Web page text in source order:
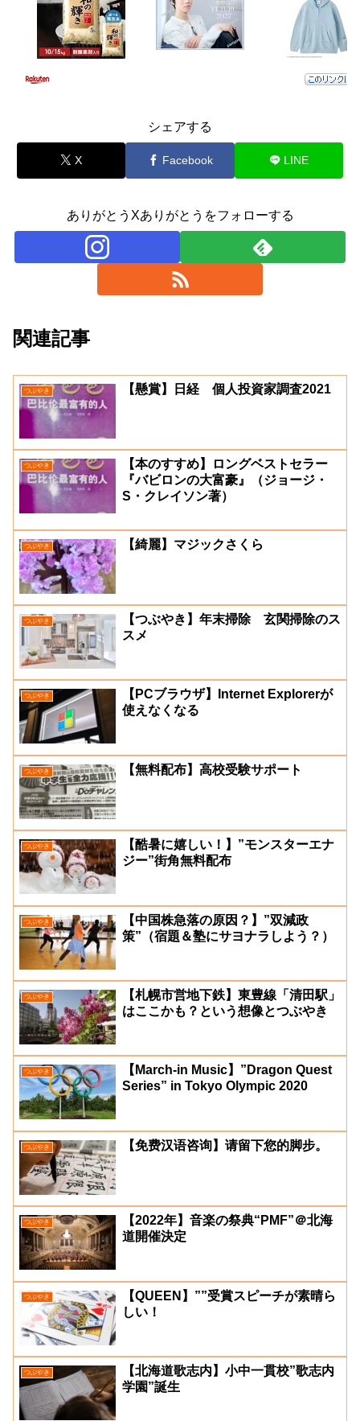
シェアする
X Facebook LINE
ありがとうXありがとうをフォローする
関連記事
つぶやき 【懸賞】日経 個人投資家調査2021
つぶやき
【本のすすめ】ロングベストセラー
『バビロンの大富豪』（ジョージ・
S・クレイソン著）
つぶやき 【綺麗】マジックさくら
つぶやき
【つぶやき】年末掃除 玄関掃除のス
スメ
つぶやき
【PCブラウザ】Internet Explorerが
使えなくなる
つぶやき 【無料配布】高校受験サポート
つぶやき
【酷暑に嬉しい！】”モンスターエナ
ジー”街角無料配布
つぶやき
【中国株急落の原因？】”双減政
策”（宿題＆塾にサヨナラしよう？）
つぶやき
【札幌市営地下鉄】東豊線「清田駅」
はここかも？という想像とつぶやき
つぶやき
【March-in Music】”Dragon Quest
Series” in Tokyo Olympic 2020
つぶやき 【免费汉语咨询】请留下您的脚步。
つぶやき
【2022年】音楽の祭典“PMF”＠北海
道開催決定
つぶやき
【QUEEN】””受賞スピーチが素晴ら
しい！
つぶやき
【北海道歌志内】小中一貫校”歌志内
学園”誕生